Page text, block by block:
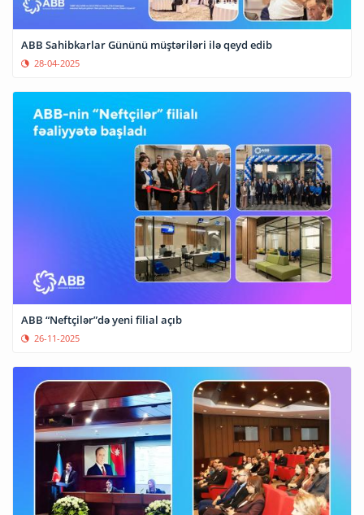
ABB Sahibkarlar Gününü müştəriləri ilə qeyd edib
28-04-2025
ABB “Neftçilər”də yeni filial açıb
26-11-2025